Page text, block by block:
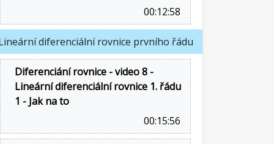
00:12:58
diferenciální rovnice prvního řádu
Diferenciání rovnice - video 8 -
Lineární diferenciální rovnice 1. řádu
1 - Jak na to
00:15:56